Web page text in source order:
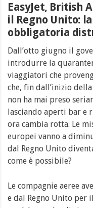
EasyJet, British
il Regno Unito:
obbligatoria
Dall’otto giugno il
introdurre la
viaggiatori che
che, fin dall’inizio
non ha mai preso
lasciando aperti bar e
ora cambia rotta. Le
europei vanno a
dal Regno Unito
come è possibile?
Le compagnie aeree
e dal Regno Unito per